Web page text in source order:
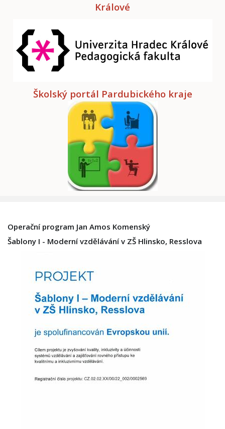
Králové
Školský portál Pardubického kraje
Operační program Jan Amos Komenský
Šablony I - Moderní vzdělávání v ZŠ Hlinsko, Resslova